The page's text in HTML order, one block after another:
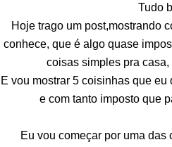
Tudo
Hoje trago um post,mostrando
conhece, que é algo quase
coisas simples pra
E vou mostrar 5 coisinhas que
e com tanto imposto que
Eu vou começar por uma